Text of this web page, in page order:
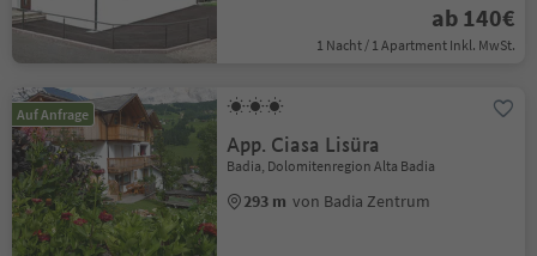
ab 140€
1 Nacht / 1 Apartment Inkl. MwSt.
Auf Anfrage
App. Ciasa Lisüra
Badia, Dolomitenregion Alta Badia
293 m von Badia Zentrum